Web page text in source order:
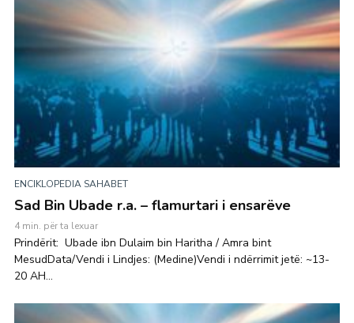
ENCIKLOPEDIA SAHABET
Sad Bin Ubade r.a. – flamurtari i ensarëve
4 min. për ta lexuar
Prindërit: Ubade ibn Dulaim bin Haritha / Amra bint
MesudData/Vendi i Lindjes: (Medine)Vendi i ndërrimit jetë: ~13-
20 AH...